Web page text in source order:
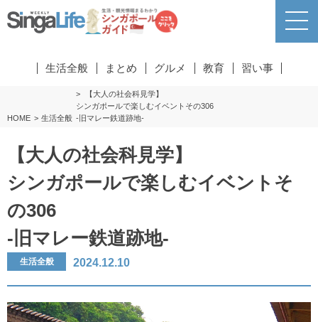
生活全般 まとめ グルメ 教育 習い事
HOME 生活全般
【大人の社会科見学】
シンガポールで楽しむイベントその306
-旧マレー鉄道跡地-
【大人の社会科見学】
シンガポールで楽しむイベントそ
の306
-旧マレー鉄道跡地-
生活全般 2024.12.10